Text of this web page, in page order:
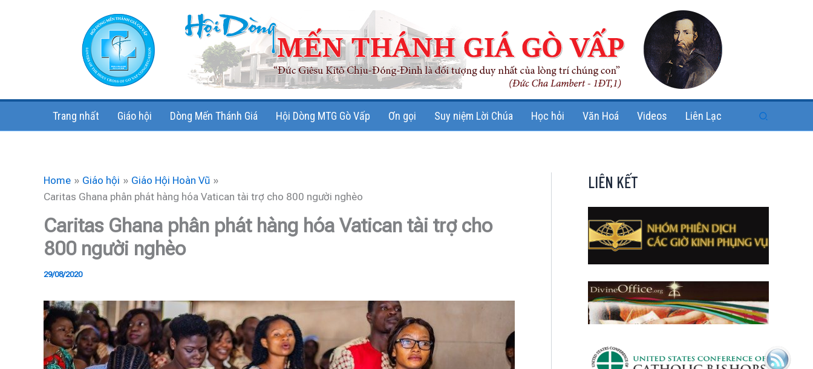
Trang nhất Giáo hội Dòng Mến Thánh Giá Hội Dòng MTG Gò Vấp Ơn gọi Suy niệm Lời Chúa Học hỏi Văn Hoá Videos Liên Lạc Search
Home Giáo hội
Giáo Hội Hoàn Vũ
Caritas Ghana phân phát hàng hóa Vatican tài trợ cho 800 người nghèo
Caritas Ghana phân phát hàng hóa Vatican tài trợ cho
800 người nghèo
29/08/2020
LIÊN KẾT